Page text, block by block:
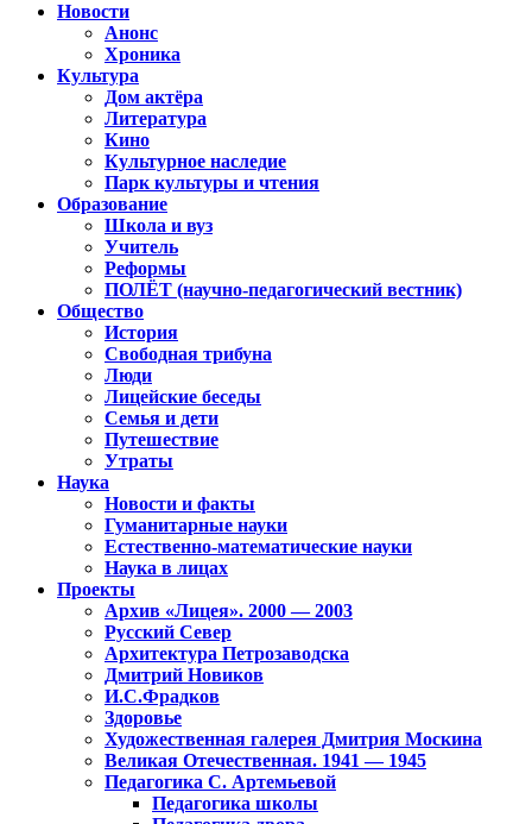
Новости
Анонс
Хроника
Культура
Дом актёра
Литература
Кино
Культурное наследие
Парк культуры и чтения
Образование
Школа и вуз
Учитель
Реформы
ПОЛЁТ (научно-педагогический вестник)
Общество
История
Свободная трибуна
Люди
Лицейские беседы
Семья и дети
Путешествие
Утраты
Наука
Новости и факты
Гуманитарные науки
Естественно-математические науки
Наука в лицах
Проекты
Архив «Лицея». 2000 — 2003
Русский Север
Архитектура Петрозаводска
Дмитрий Новиков
И.С.Фрадков
Здоровье
Художественная галерея Дмитрия Москина
Великая Отечественная. 1941 — 1945
Педагогика С. Артемьевой
Педагогика школы